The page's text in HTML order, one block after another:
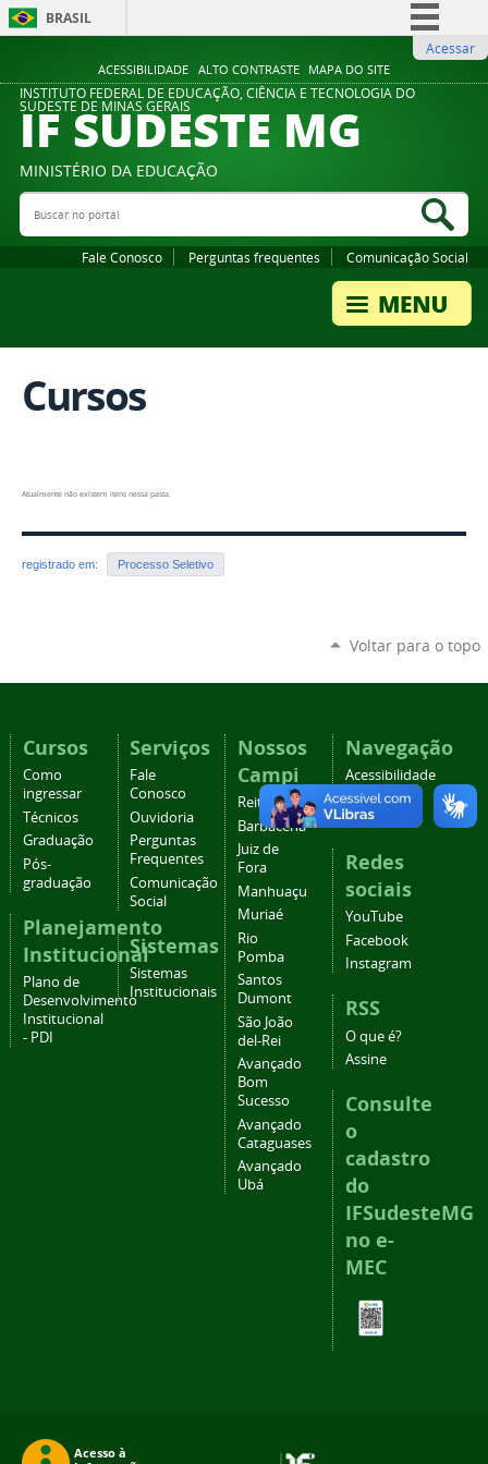
ACESSIBILIDADE ALTO CONTRASTE MAPA DO SITE
BRASIL
Comunica BR
Participe
Legislação
Acessar
INSTITUTO FEDERAL DE EDUCAÇÃO, CIÊNCIA E TECNOLOGIA DO
SUDESTE DE MINAS GERAIS
IF SUDESTE MG
MINISTÉRIO DA EDUCAÇÃO
Buscar no portal
Fale Conosco Perguntas frequentes Comunicação Social
Cursos
Atualmente não existem itens nessa pasta.
registrado em: Processo Seletivo
Voltar para o topo
Cursos
Como
ingressar
Técnicos
Graduação
Pós-
graduação
Planejamento
Institucional
Plano de
Desenvolvimento
Institucional
- PDI
Serviços
Fale
Conosco
Ouvidoria
Perguntas
Frequentes
Comunicação
Social
Sistemas
Sistemas
Institucionais
Nossos
Campi
Reitoria
Barbacena
Juiz de
Fora
Manhuaçu
Muriaé
Rio
Pomba
Santos
Dumont
São João
del-Rei
Avançado
Bom
Sucesso
Avançado
Cataguases
Avançado
Ubá
Navegação
Acessibilidade
Mapa do
site
Redes
sociais
YouTube
Facebook
Instagram
RSS
O que é?
Assine
Consulte
o
cadastro
do
IFSudesteMG
no e-
MEC